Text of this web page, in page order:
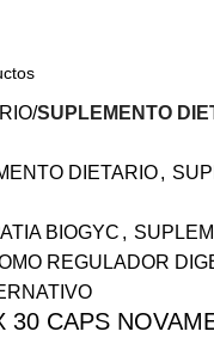
SUPLEMENTO
agrandar
DIETARIO,
BIOGYC ,
REGULADOR
30 CAPS